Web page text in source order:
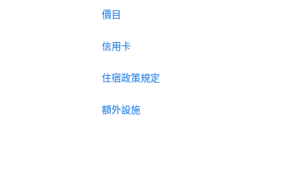
價目
信用卡
住宿政策規定
額外設施